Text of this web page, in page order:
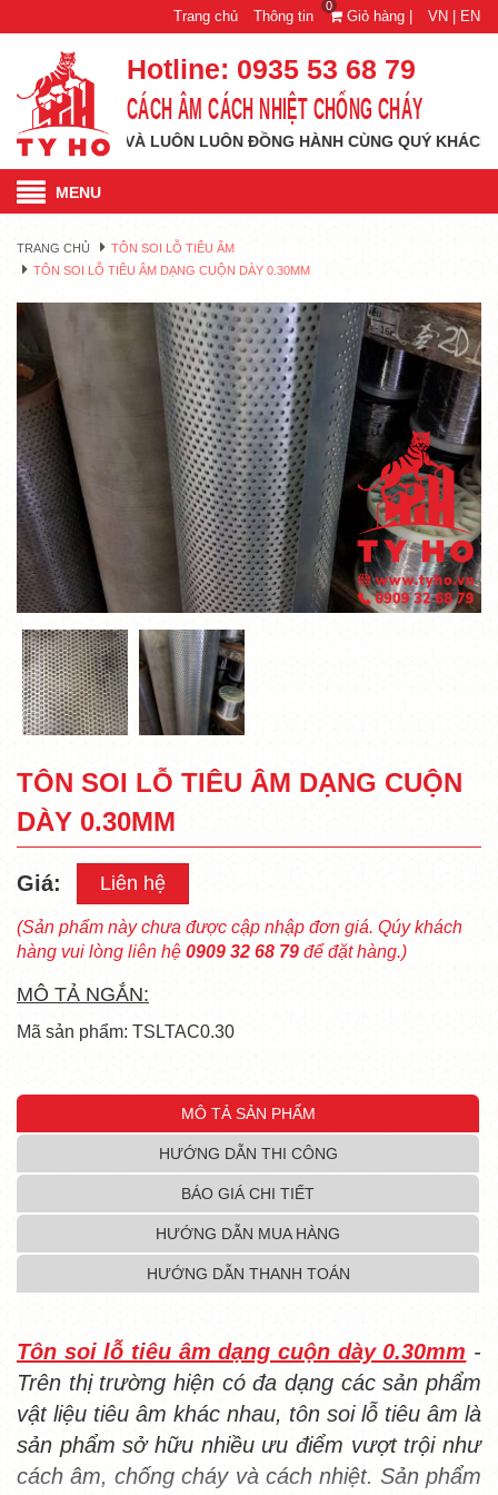
Trang chủ Thông tin
0
Giỏ hàng | VN | EN
Hotline: 0935 53 68 79
CÁCH ÂM CÁCH NHIỆT CHỐNG CHÁY
MỚI VÀ LUÔN LUÔN ĐỒNG HÀNH CÙNG QUÝ KHÁCH
MENU
TRANG CHỦ
TÔN SOI LỖ TIÊU ÂM
TÔN SOI LỖ TIÊU ÂM DẠNG CUỘN DÀY 0.30MM
TÔN SOI LỖ TIÊU ÂM DẠNG CUỘN
DÀY 0.30MM
Giá: Liên hệ
(Sản phẩm này chưa được cập nhập đơn giá. Qúy khách
hàng vui lòng liên hệ 0909 32 68 79 để đặt hàng.)
MÔ TẢ NGẮN:
Mã sản phẩm: TSLTAC0.30
MÔ TẢ SẢN PHẨM
HƯỚNG DẪN THI CÔNG
BÁO GIÁ CHI TIẾT
HƯỚNG DẪN MUA HÀNG
HƯỚNG DẪN THANH TOÁN
Tôn soi lỗ tiêu âm dạng cuộn dày 0.30mm -
Trên thị trường hiện có đa dạng các sản phẩm
vật liệu tiêu âm khác nhau, tôn soi lỗ tiêu âm là
sản phẩm sở hữu nhiều ưu điểm vượt trội như
cách âm, chống cháy và cách nhiệt. Sản phẩm